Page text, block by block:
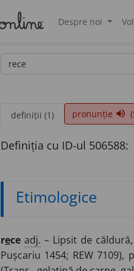
Despre noi
definiții (1) pronunție volume_up
Definiția cu ID-ul 506588:
Etimologice
rece adj. – Lipsit de
Pușcariu 1454; REW 7109),